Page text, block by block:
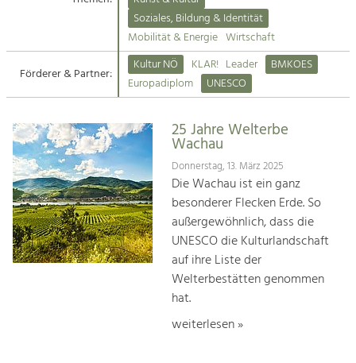
Suche
Impressum
Kontakt
Angebotsentwicklung und
Handwerk, Wissenschaft und Forschung.
Soziales, Bildung &
Identität
Gleichberechtigung, Jugend und
Integration
Mobilität & Energie
Klimawandel, öffentlicher Verkehr und
Steigerung regionaler Wertschöpfung
Soziales, Bildung & Identität
Mobilität & Energie Wirtschaft
Förderer & Partner:
Kultur NÖ KLAR! Leader
BMKOES
Europadiplom
UNESCO
25 Jahre Welterbe
Wachau
Donnerstag, 13. März 2025
Die Wachau ist ein ganz
besonderer Flecken Erde. So
außergewöhnlich, dass die
UNESCO die Kulturlandschaft
auf ihre Liste der
Welterbestätten genommen
hat.
weiterlesen »